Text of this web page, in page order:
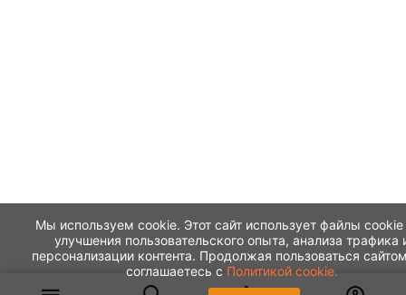
Мы используем cookie. Этот сайт использует файлы cookie
улучшения пользовательского опыта, анализа трафика
персонализации контента. Продолжая пользоваться
соглашаетесь с Политикой cookie.